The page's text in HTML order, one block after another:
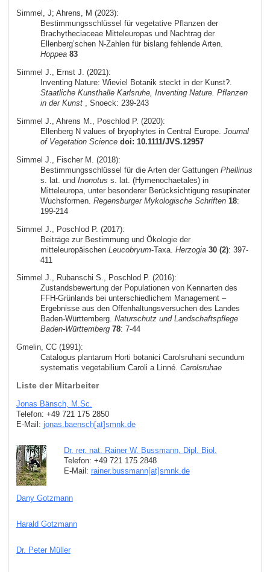
Simmel, J; Ahrens, M (2023):
Bestimmungsschlüssel für vegetative Pflanzen der
Brachytheciaceae Mitteleuropas und Nachtrag der
Ellenberg’schen N-Zahlen für bislang fehlende Arten.
Hoppea 83
Simmel J., Ernst J. (2021):
Inventing Nature: Wieviel Botanik steckt in der Kunst?.
Staatliche Kunsthalle Karlsruhe, Inventing Nature. Pflanzen
in der Kunst, Snoeck: 239-243
Simmel J., Ahrens M., Poschlod P. (2020):
Ellenberg N values of bryophytes in Central Europe. Journal
of Vegetation Science doi: 10.1111/JVS.12957
Simmel J., Fischer M. (2018):
Bestimmungsschlüssel für die Arten der Gattungen Phellinus
s. lat. und Inonotus s. lat. (Hymenochaetales) in
Mitteleuropa, unter besonderer Berücksichtigung resupinater
Wuchsformen. Regensburger Mykologische Schriften 18:
199-214
Simmel J., Poschlod P. (2017):
Beiträge zur Bestimmung und Ökologie der
mitteleuropäischen Leucobryum-Taxa. Herzogia 30 (2): 397-
411
Simmel J., Rubanschi S., Poschlod P. (2016):
Zustandsbewertung der Populationen von Kennarten des
FFH-Grünlands bei unterschiedlichem Management –
Ergebnisse aus den Offenhaltungsversuchen des Landes
Baden-Württemberg. Naturschutz und Landschaftspflege
Baden-Württemberg 78: 7-44
Gmelin, CC (1991):
Catalogus plantarum Horti botanici Carolsruhani secundum
systematis vegetabilium Caroli a Linné. Carolsruhae
Liste der Mitarbeiter
Jonas Bänsch, M.Sc.
Telefon: +49 721 175 2850
E-Mail: jonas.baensch[at]smnk de
Dr. rer. nat. Rainer W. Bussmann, Dipl. Biol.
Telefon: +49 721 175 2848
E-Mail: rainer.bussmann[at]smnk de
Dany Gotzmann
Harald Gotzmann
Dr. Peter Müller